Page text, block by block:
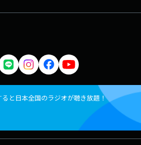
と日本全国のラジオが聴き放題！